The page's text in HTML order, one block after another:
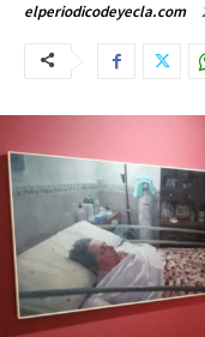
elperiodicodeyecla.com